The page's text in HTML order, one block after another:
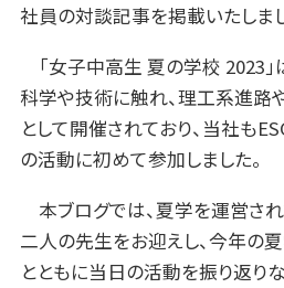
社員の対談記事を掲載いたしま
「女子中高生 夏の学校 2023
科学や技術に触れ、理工系進路
として開催されており、当社も
の活動に初めて参加しました。
本ブログでは、夏学を運営さ
二人の先生をお迎えし、今年の
とともに当日の活動を振り返り